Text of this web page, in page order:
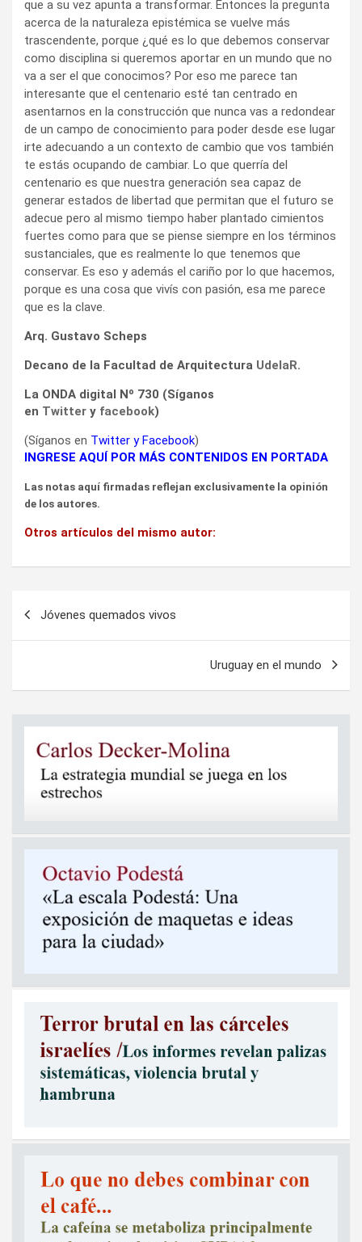
que a su vez apunta a transformar. Entonces la pregunta
acerca de la naturaleza epistémica se vuelve más
trascendente, porque ¿qué es lo que debemos conservar
como disciplina si queremos aportar en un mundo que no
va a ser el que conocimos? Por eso me parece tan
interesante que el centenario esté tan centrado en
asentarnos en la construcción que nunca vas a redondear
de un campo de conocimiento para poder desde ese lugar
irte adecuando a un contexto de cambio que vos también
te estás ocupando de cambiar. Lo que querría del
centenario es que nuestra generación sea capaz de
generar estados de libertad que permitan que el futuro se
adecue pero al mismo tiempo haber plantado cimientos
fuertes como para que se piense siempre en los términos
sustanciales, que es realmente lo que tenemos que
conservar. Es eso y además el cariño por lo que hacemos,
porque es una cosa que vivís con pasión, esa me parece
que es la clave.
Arq. Gustavo Scheps
Decano de la Facultad de Arquitectura UdelaR.
La ONDA digital Nº 730 (Síganos
en Twitter y facebook)
(Síganos en Twitter yFacebook)
INGRESE AQUÍ POR MÁS CONTENIDOS EN PORTADA
Las notas aquí firmadas reflejan exclusivamente la opinión
de los autores.
Otros artículos del mismo autor:
Jóvenes quemados vivos
Uruguay en el mundo